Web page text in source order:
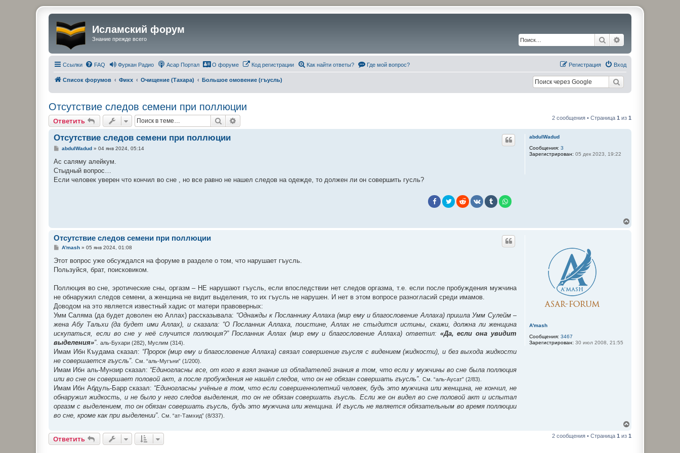
Исламский форум
Знание прежде всего Поиск
Ссылки FAQ Фуркан Радио Асар Портал О форуме Код регистрации Как найти ответы? Где мой вопрос? Вход
Регистрация
Список форумов Фикх Очищение (Тахара) Большое омовение (гъусль)
Отсутствие следов семени при поллюции
Ответить Поиск 2 сообщения • Страница 1 из 1
abdulWadud
Сообщения: 3
Зарегистрирован: 05 дек 2023, 19:22
Отсутствие следов семени при поллюции
С
о
щ
е
abdulWadud» 04 янв 2024, 05:14
Ас саляму алейкум.
Стыдный вопрос…
Если человек уверен что кончил во сне , но все равно не нашел следов на одежде, то должен ли он совершить гусль?
A'mash
Сообщения: 3467
Зарегистрирован: 30 июл 2008, 21:55
Отсутствие следов семени при поллюции
С
о
щ
и
е
A'mash» 05 янв 2024, 01:08
Этот вопрос уже обсуждался на форуме в разделе о том, что нарушает гъусль.
Пользуйся, брат, поисковиком.
Поллюция во сне, эротические сны, оргазм – НЕ нарушают гъусль, если впоследствии нет следов оргазма, т.е. если после пробуждения мужчина
не обнаружил следов семени, а женщина не видит выделения, то их гъусль не нарушен. И нет в этом вопросе разногласий среди имамов.
Доводом на это является известный хадис от матери правоверных:
Умм Саляма (да будет доволен ею Аллах) рассказывала: “Однажды к Посланнику Аллаха (мир ему и благословение Аллаха) пришла Умм Сулейм –
жена Абу Тальхи (да будет ими Аллах), и сказала: “О Посланник Аллаха, поистине, Аллах не стыдится истины, скажи, должна ли женщина
искупаться, если во сне у неё случится поллюция?” Посланник Аллах (мир ему и благословение Аллаха) ответил: «Да, если она увидит
выделения»”. аль-Бухари (282), Муслим (314).
Имам Ибн Къудама сказал: “Пророк (мир ему и благословение Аллаха) связал совершение гъусля с видением (жидкости), и без выхода жидкости
не совершается гъусль”. См. “аль-Мугъни” (1/200).
Имам Ибн аль-Мунзир сказал: “Единогласны все, от кого я взял знание из обладателей знания в том, что если у мужчины во сне была поллюция
или во сне он совершает половой акт, а после пробуждения не нашёл следов, что он не обязан совершать гъусль”. См. “аль-Аусат” (2/83).
Имам Ибн Абдуль-Барр сказал: “Единогласны учёные в том, что если совершеннолетний человек, будь это мужчина или женщина, не кончил, не
обнаружил жидкость, и не было у него следов выделения, то он не обязан совершать гъусль. Если же он видел во сне половой акт и испытал
оргазм с выделением, то он обязан совершать гъусль, будь это мужчина или женщина. И гъусль не является обязательным во время поллюции
во сне, кроме как при выделении”. См. “ат-Тамхид” (8/337).
р
Ответить 2 сообщения • Страница 1 из 1